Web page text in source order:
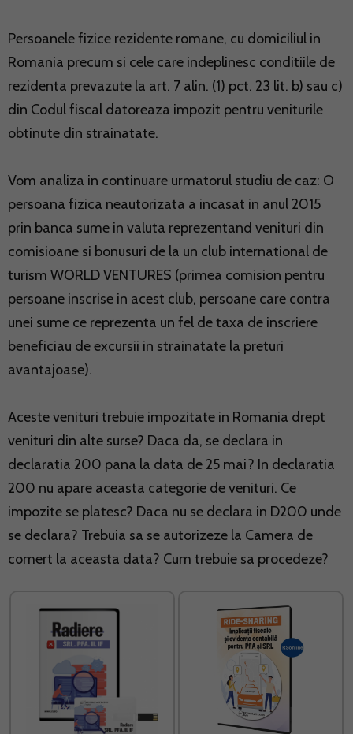
Persoanele fizice rezidente romane, cu domiciliul in
Romania precum si cele care indeplinesc conditiile de
rezidenta prevazute la art. 7 alin. (1) pct. 23 lit. b) sau c)
din Codul fiscal datoreaza impozit pentru veniturile
obtinute din strainatate.
Vom analiza in continuare urmatorul studiu de caz: O
persoana fizica neautorizata a incasat in anul 2015
prin banca sume in valuta reprezentand venituri din
comisioane si bonusuri de la un club international de
turism WORLD VENTURES (primea comision pentru
persoane inscrise in acest club, persoane care contra
unei sume ce reprezenta un fel de taxa de inscriere
beneficiau de excursii in strainatate la preturi
avantajoase).
Aceste venituri trebuie impozitate in Romania drept
venituri din alte surse? Daca da, se declara in
declaratia 200 pana la data de 25 mai? In declaratia
200 nu apare aceasta categorie de venituri. Ce
impozite se platesc? Daca nu se declara in D200 unde
se declara? Trebuia sa se autorizeze la Camera de
comert la aceasta data? Cum trebuie sa procedeze?